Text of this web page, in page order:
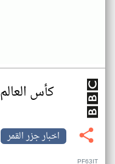
كأس العالم 2026
اخبار جزر القمر